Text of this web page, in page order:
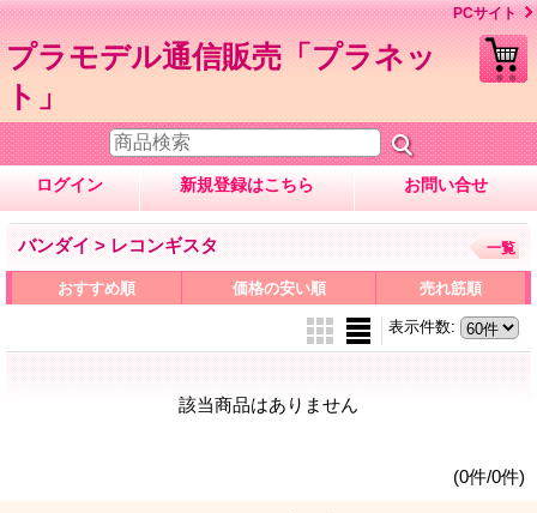
PCサイト
プラモデル通信販売「プラネッ
ト」
ログイン 新規登録はこちら お問い合せ
バンダイ > レコンギスタ 一覧
おすすめ順 価格の安い順 売れ筋順
表示件数:
該当商品はありません
(0件/0件)